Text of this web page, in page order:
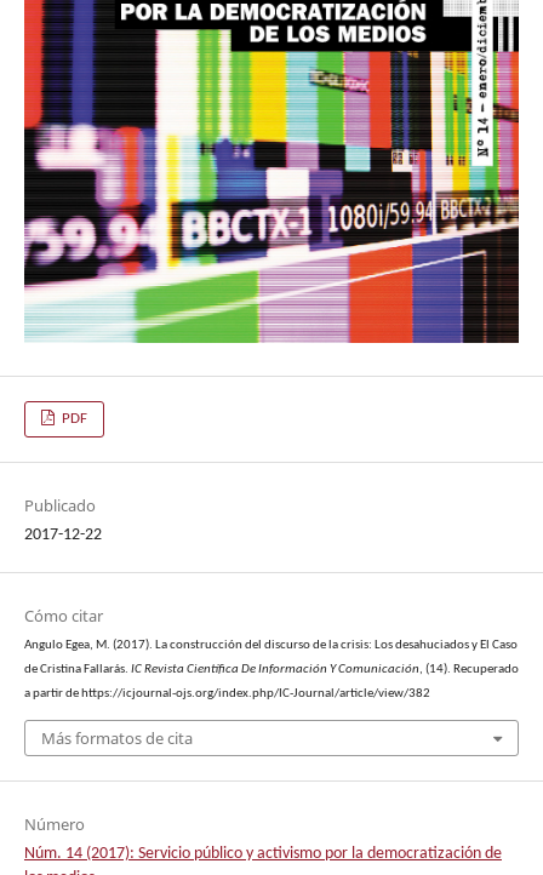
PDF
Publicado
2017-12-22
Cómo citar
Angulo Egea, M. (2017). La construcción del discurso de la crisis: Los desahuciados y El Caso
de Cristina Fallarás. IC Revista Científica De Información Y Comunicación, (14). Recuperado
a partir de https://icjournal-ojs.org/index.php/IC-Journal/article/view/382
Más formatos de cita
Número
Núm. 14 (2017): Servicio público y activismo por la democratización de